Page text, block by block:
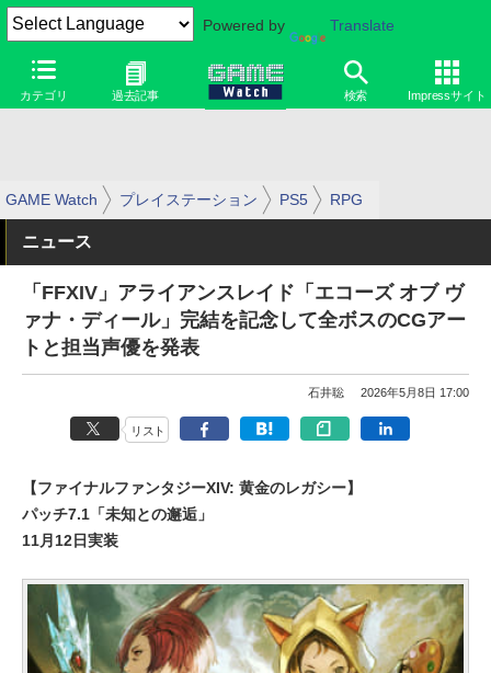
Powered by Translate
カテゴリ 過去記事 検索 Impressサイト
GAME Watch プレイステーション PS5 RPG
ニュース
「FFXIV」アライアンスレイド「エコーズ オブ ヴ
ァナ・ディール」完結を記念して全ボスのCGアー
トと担当声優を発表
石井聡 2026年5月8日 17:00
リスト
【ファイナルファンタジーXIV: 黄金のレガシー】
パッチ7.1「未知との邂逅」
11月12日実装